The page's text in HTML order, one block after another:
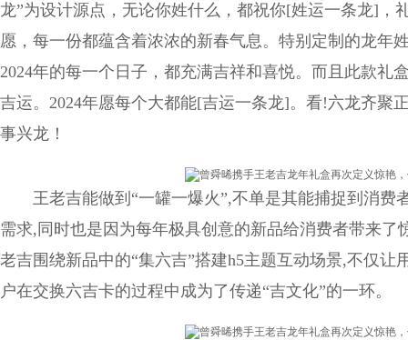
龙”为设计源点，无论你姓什么，都祝你[姓运一条龙]，
愿，每一份都蕴含着浓浓的新春气息。特别定制的龙年
2024年的每一个日子，都充满吉祥和喜悦。而且此款礼
吉运。2024年愿每个大都能[吉运一条龙]。看!六龙齐聚
事兴龙！
王老吉能做到“一罐一爆火”,不单是其能捕捉到消
需求,同时也是因为每年极具创意的新品给消费者带来
老吉围绕新品中的“集六吉”搭建h5主题互动场景,不仅
户在交换六吉卡的过程中成为了传递“吉文化”的一环。